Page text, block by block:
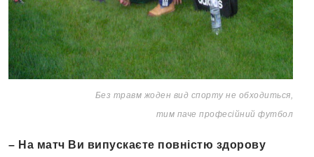
Без травм жоден вид спорту не обходиться,
тим паче професійний футбол
– На матч Ви випускаєте повністю здорову